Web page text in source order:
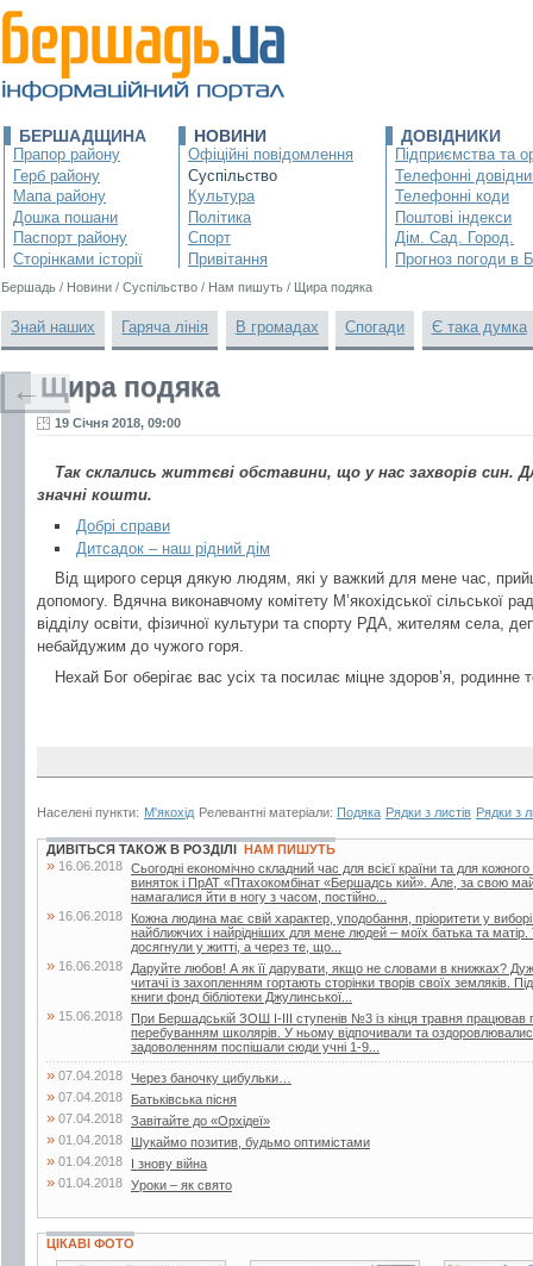
БЕРШАДЩИНА
Прапор району
Герб району
Мапа району
Дошка пошани
Паспорт району
Сторінками історії
НОВИНИ
Офіційні повідомлення
Суспільство
Культура
Політика
Спорт
Привітання
ДОВІДНИКИ
Підприємства та
Телефонні
Телефонні коди
Поштові індекси
Дім. Сад. Город.
Прогноз погоди в
Бершадь / Новини / Суспільство / Нам пишуть / Щира подяка
Знай наших Гаряча лінія В громадах Спогади Є така думка
Щира подяка
19 Січня 2018, 09:00
Так склались життєві обставини, що у нас захворів син.
значні кошти.
Добрі справи
Дитсадок – наш рідний дім
Від щирого серця дякую людям, які у важкий для мене час,
допомогу. Вдячна виконавчому комітету М’якохідської сільської
відділу освіти, фізичної культури та спорту РДА, жителям села,
небайдужим до чужого горя.
Нехай Бог оберігає вас усіх та посилає міцне здоров’я,
Населені пункти: М'якохід Релевантні матеріали: Подяка Рядки з листів Рядки з
←
ДИВІТЬСЯ ТАКОЖ В РОЗДІЛІ НАМ ПИШУТЬ
» 16.06.2018 Сьогодні економічно складний час для всієї країни та для
виняток і ПрАТ «Птахокомбінат «Бершадсь кий». Але, за свою
намагалися йти в ногу з часом, постійно...
» 16.06.2018
Кожна людина має свій характер, уподобання, пріоритети у
найближчих і найрідніших для мене людей – моїх батька та
досягнули у житті, а через те, що...
» 16.06.2018
Даруйте любов! А як її дарувати, якщо не словами в книжках?
читачі із захопленням гортають сторінки творів своїх земляків.
книги фонд бібліотеки Джулинської...
» 15.06.2018
При Бершадській ЗОШ І-ІІІ ступенів №3 із кінця травня
перебуванням школярів. У ньому відпочивали та
задоволенням поспішали сюди учні 1-9...
» 07.04.2018 Через баночку цибульки…
» 07.04.2018 Батьківська пісня
» 07.04.2018 Завітайте до «Орхідеї»
» 01.04.2018 Шукаймо позитив, будьмо оптимістами
» 01.04.2018 І знову війна
» 01.04.2018 Уроки – як свято
ЦІКАВІ ФОТО